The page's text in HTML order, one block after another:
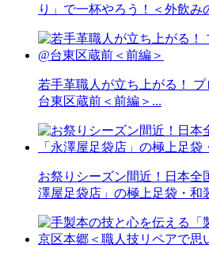
り」で一杯やろう！＜外飲み
若手革職人が立ち上がる！
台東区蔵前＜前編＞...
お祭りシーズン間近！日本全
澤屋足袋店」の極上足袋・和